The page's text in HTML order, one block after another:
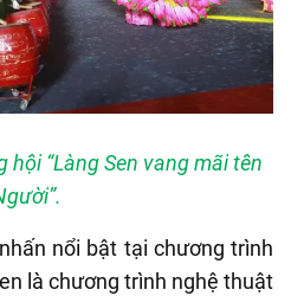
“Làng Sen vang mãi tên
nổi bật tại chương trình
là chương trình nghệ thuật